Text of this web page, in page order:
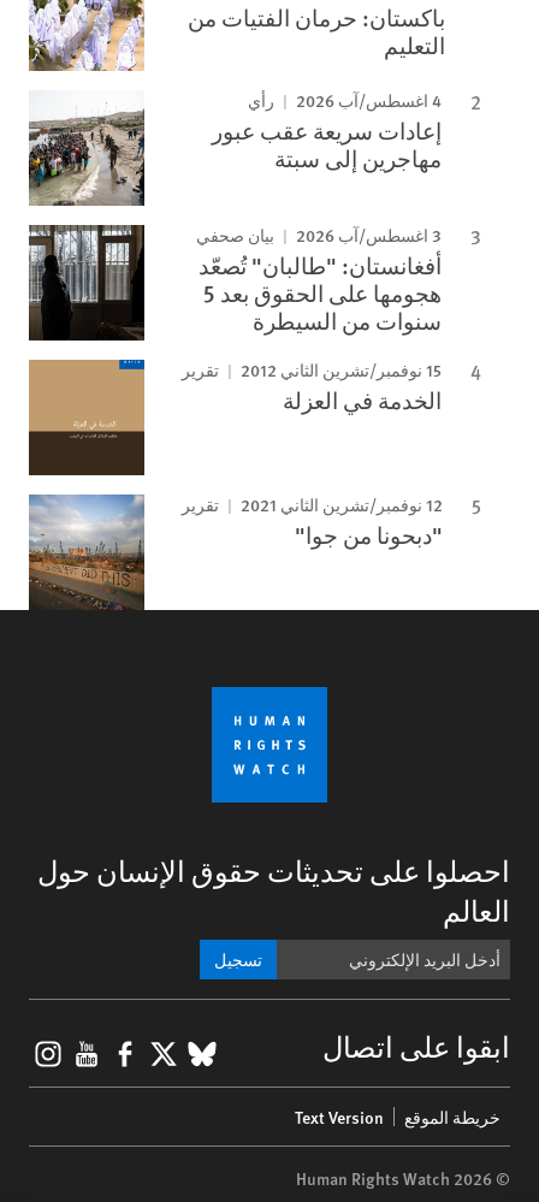
باكستان: حرمان الفتيات من
التعليم
4 اغسطس/آب 2026 رأي
إعادات سريعة عقب عبور
مهاجرين إلى سبتة
3 اغسطس/آب 2026 بيان صحفي
أفغانستان: "طالبان" تُصعّد
هجومها على الحقوق بعد 5
سنوات من السيطرة
15 نوفمبر/تشرين الثاني 2012 تقرير
الخدمة في العزلة
12 نوفمبر/تشرين الثاني 2021 تقرير
"دبحونا من جوا"
احصلوا على تحديثات حقوق الإنسان حول
العالم
تسجيل
ابقوا على اتصال BlueSky
X
menu
خريطة الموقع Text Version
© 2026 Human Rights Watch